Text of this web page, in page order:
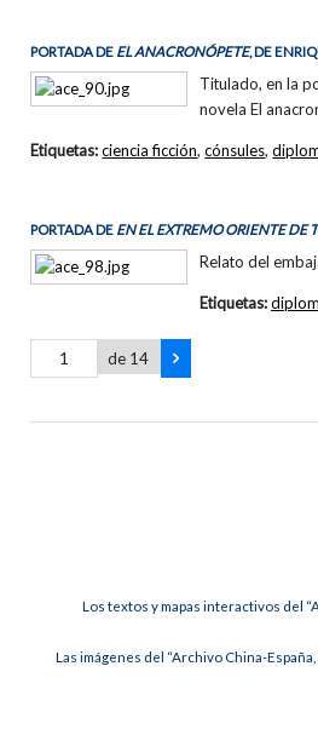
PORTADA DE EL ANACRONÓPETE, DE
Titulado, en la
novela El
Etiquetas:ciencia ficción,cónsules,
PORTADA DE EN EL EXTREMO ORIENTE DE
Relato del
Etiquetas:
de 14
Los textos y mapas interactivos del
Las imágenes del “Archivo China-